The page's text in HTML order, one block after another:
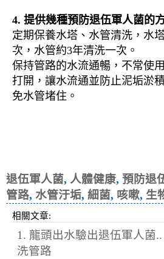
4. 提供幾種預防退伍軍人菌的
定期保養水塔、水管清洗，水
次，水管約3年清洗一次。
保持管路的水流通暢，不常使
打開，讓水流通並防止泥垢淤
免水管堵住。
退伍軍人菌, 人體健康, 預防退
管路, 水管汙垢, 細菌, 咳嗽, 生
相關文章:
1. 龍頭出水驗出退伍軍人菌
洗管路